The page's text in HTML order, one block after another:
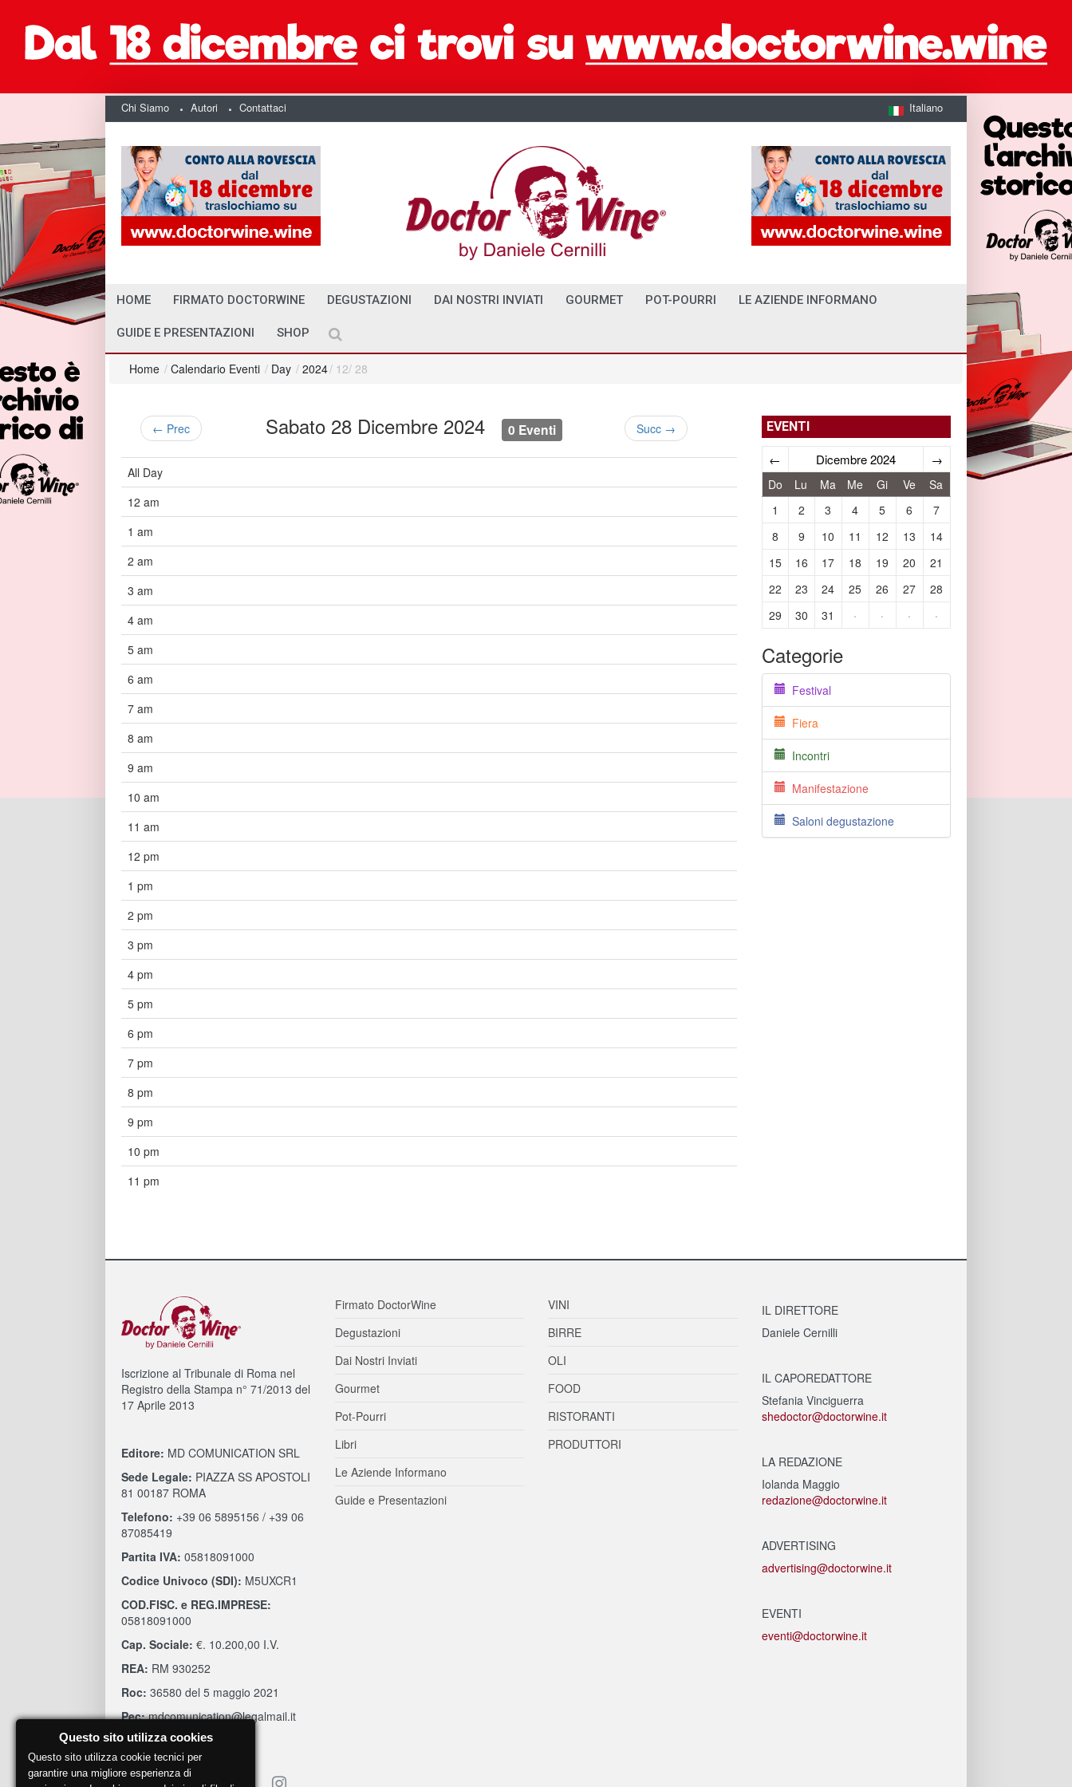
Chi Siamo Autori Contattaci Italiano
HOME FIRMATO DOCTORWINE DEGUSTAZIONI DAI NOSTRI INVIATI GOURMET POT-POURRI LE AZIENDE INFORMANO
GUIDE E PRESENTAZIONI SHOP
Home / Calendario Eventi / Day / 2024/ 12/ 28
← Prec Sabato 28 Dicembre 2024 0 Eventi Succ →
All Day
12 am
1 am
2 am
3 am
4 am
5 am
6 am
7 am
8 am
9 am
10 am
11 am
12 pm
1 pm
2 pm
3 pm
4 pm
5 pm
6 pm
7 pm
8 pm
9 pm
10 pm
11 pm
EVENTI
← Dicembre 2024 →
Do Lu Ma Me Gi Ve
Sa
1
2 3 4 5 6
7
8
9 10 11 12 13
14
15
16 17 18 19 20
21
22
23 24 25 26 27
28
29
30 31 · · · ·
Categorie
Festival
Fiera
Incontri
Manifestazione
Saloni degustazione
Iscrizione al Tribunale di Roma nel
Registro della Stampa n° 71/2013 del
17 Aprile 2013
Editore: MD COMUNICATION SRL
Sede Legale: PIAZZA SS APOSTOLI
81 00187 ROMA
Telefono: +39 06 5895156 / +39 06
87085419
Partita IVA: 05818091000
Codice Univoco (SDI): M5UXCR1
COD.FISC. e REG.IMPRESE:
05818091000
Cap. Sociale: €. 10.200,00 I.V.
REA: RM 930252
Roc: 36580 del 5 maggio 2021
Pec:mdcomunication@legalmail.it
Firmato DoctorWine
Degustazioni
Dai Nostri Inviati
Gourmet
Pot-Pourri
Libri
Le Aziende Informano
Guide e Presentazioni
VINI
BIRRE
OLI
FOOD
RISTORANTI
PRODUTTORI
IL DIRETTORE
Daniele Cernilli
IL CAPOREDATTORE
Stefania Vinciguerra
shedoctor@doctorwine.it
LA REDAZIONE
Iolanda Maggio
redazione@doctorwine.it
ADVERTISING
advertising@doctorwine.it
EVENTI
eventi@doctorwine.it
Questo sito utilizza cookies
Questo sito utilizza cookie tecnici per
garantire una migliore esperienza di